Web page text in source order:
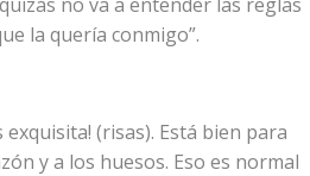
la quería conmigo”.
(risas). Está bien para
y a los huesos. Eso es normal